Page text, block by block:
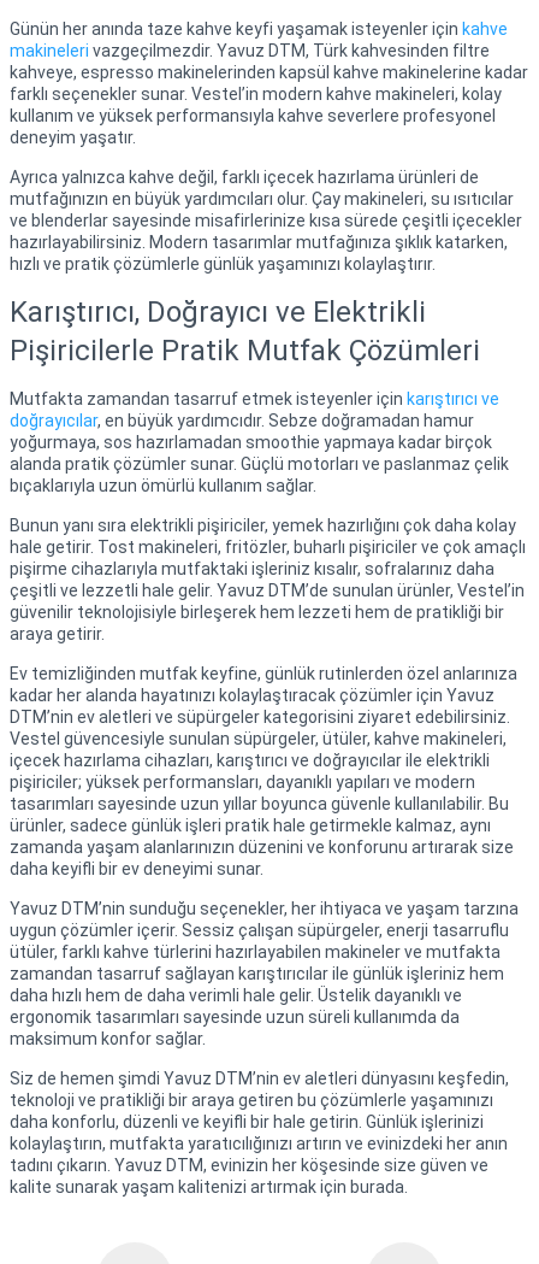
Günün her anında taze kahve keyfi yaşamak isteyenler için kahve
makineleri vazgeçilmezdir. Yavuz DTM, Türk kahvesinden filtre
kahveye, espresso makinelerinden kapsül kahve makinelerine kadar
farklı seçenekler sunar. Vestel’in modern kahve makineleri, kolay
kullanım ve yüksek performansıyla kahve severlere profesyonel
deneyim yaşatır.
Ayrıca yalnızca kahve değil, farklı içecek hazırlama ürünleri de
mutfağınızın en büyük yardımcıları olur. Çay makineleri, su ısıtıcılar
ve blenderlar sayesinde misafirlerinize kısa sürede çeşitli içecekler
hazırlayabilirsiniz. Modern tasarımlar mutfağınıza şıklık katarken,
hızlı ve pratik çözümlerle günlük yaşamınızı kolaylaştırır.
Karıştırıcı, Doğrayıcı ve Elektrikli
Pişiricilerle Pratik Mutfak Çözümleri
Mutfakta zamandan tasarruf etmek isteyenler için karıştırıcı ve
doğrayıcılar, en büyük yardımcıdır. Sebze doğramadan hamur
yoğurmaya, sos hazırlamadan smoothie yapmaya kadar birçok
alanda pratik çözümler sunar. Güçlü motorları ve paslanmaz çelik
bıçaklarıyla uzun ömürlü kullanım sağlar.
Bunun yanı sıra elektrikli pişiriciler, yemek hazırlığını çok daha kolay
hale getirir. Tost makineleri, fritözler, buharlı pişiriciler ve çok amaçlı
pişirme cihazlarıyla mutfaktaki işleriniz kısalır, sofralarınız daha
çeşitli ve lezzetli hale gelir. Yavuz DTM’de sunulan ürünler, Vestel’in
güvenilir teknolojisiyle birleşerek hem lezzeti hem de pratikliği bir
araya getirir.
Ev temizliğinden mutfak keyfine, günlük rutinlerden özel anlarınıza
kadar her alanda hayatınızı kolaylaştıracak çözümler için Yavuz
DTM’nin ev aletleri ve süpürgeler kategorisini ziyaret edebilirsiniz.
Vestel güvencesiyle sunulan süpürgeler, ütüler, kahve makineleri,
içecek hazırlama cihazları, karıştırıcı ve doğrayıcılar ile elektrikli
pişiriciler; yüksek performansları, dayanıklı yapıları ve modern
tasarımları sayesinde uzun yıllar boyunca güvenle kullanılabilir. Bu
ürünler, sadece günlük işleri pratik hale getirmekle kalmaz, aynı
zamanda yaşam alanlarınızın düzenini ve konforunu artırarak size
daha keyifli bir ev deneyimi sunar.
Yavuz DTM’nin sunduğu seçenekler, her ihtiyaca ve yaşam tarzına
uygun çözümler içerir. Sessiz çalışan süpürgeler, enerji tasarruflu
ütüler, farklı kahve türlerini hazırlayabilen makineler ve mutfakta
zamandan tasarruf sağlayan karıştırıcılar ile günlük işleriniz hem
daha hızlı hem de daha verimli hale gelir. Üstelik dayanıklı ve
ergonomik tasarımları sayesinde uzun süreli kullanımda da
maksimum konfor sağlar.
Siz de hemen şimdi Yavuz DTM’nin ev aletleri dünyasını keşfedin,
teknoloji ve pratikliği bir araya getiren bu çözümlerle yaşamınızı
daha konforlu, düzenli ve keyifli bir hale getirin. Günlük işlerinizi
kolaylaştırın, mutfakta yaratıcılığınızı artırın ve evinizdeki her anın
tadını çıkarın. Yavuz DTM, evinizin her köşesinde size güven ve
kalite sunarak yaşam kalitenizi artırmak için burada.